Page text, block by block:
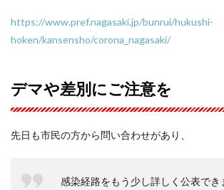
https://www.pref.nagasaki.jp/bunrui/hukushi-
hoken/kansensho/corona_nagasaki/
デマや差別にご注意を
先日も市民の方から問い合わせがあり、
感染経路をもう少し詳しく公表でき